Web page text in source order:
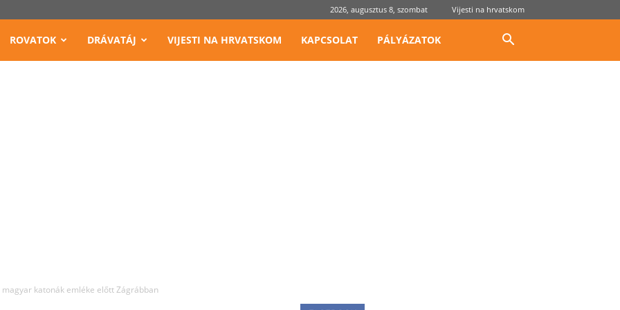
2026, augusztus 8, szombat Vijesti na hrvatskom
ROVATOK DRÁVATÁJ VIJESTI NA HRVATSKOM KAPCSOLAT PÁLYÁZATOK
katonák emléke előtt Zágrábban